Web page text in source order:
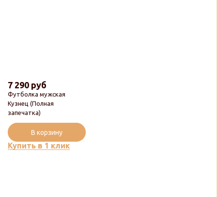
Футболка мужская
Кузнец (Полная
запечатка)
7 290 руб
Купить в 1 клик
В корзину